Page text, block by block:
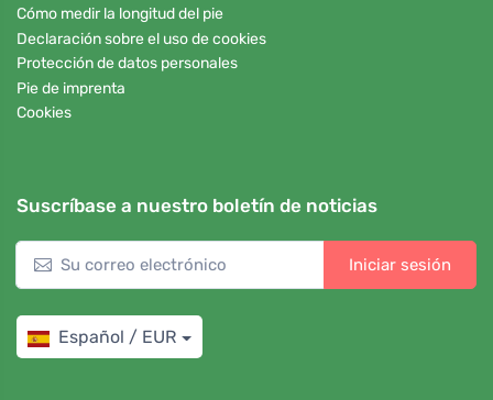
Cómo medir la longitud del pie
Declaración sobre el uso de cookies
Protección de datos personales
Pie de imprenta
Cookies
Suscríbase a nuestro boletín de noticias
Iniciar sesión
Español / EUR